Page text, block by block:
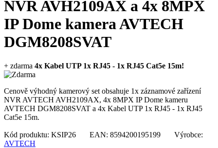
NVR AVH2109AX a 4x 8MPX
IP Dome kamera AVTECH
DGM8208SVAT
+ zdarma 4x Kabel UTP 1x RJ45 - 1x RJ45 Cat5e 15m!
Cenově výhodný kamerový set obsahuje 1x záznamové zařízení
NVR AVTECH AVH2109AX, 4x 8MPX IP Dome kameru
AVTECH DGM8208SVAT a 4x Kabel UTP 1x RJ45 - 1x RJ45
Cat5e 15m.
Kód produktu: KSIP26 EAN: 8594200195199 Výrobce:
AVTECH